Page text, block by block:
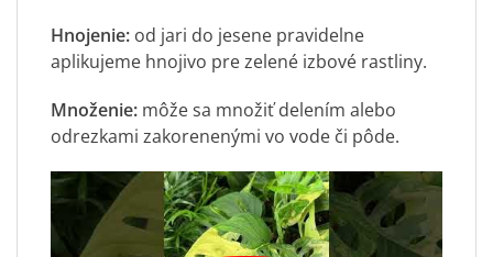
Hnojenie: od jari do jesene pravidelne
aplikujeme hnojivo pre zelené izbové rastliny.
Množenie: môže sa množiť delením alebo
odrezkami zakorenenými vo vode či pôde.